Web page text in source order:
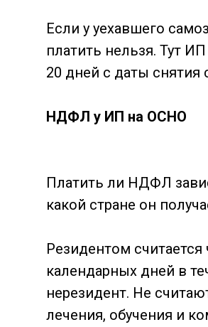
Если у уехавшего
платить нельзя. Тут
20 дней с даты снятия
НДФЛ у ИП на ОСНО
Платить ли НДФЛ
какой стране он
Резидентом
календарных дней в
нерезидент. Не
лечения, обучения и